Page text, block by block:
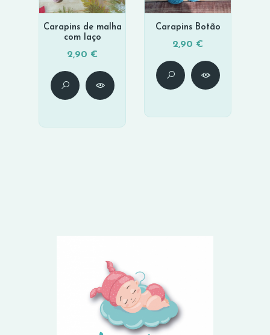
Carapins de malha
com laço
2,90 €
Carapins Botão
2,90 €